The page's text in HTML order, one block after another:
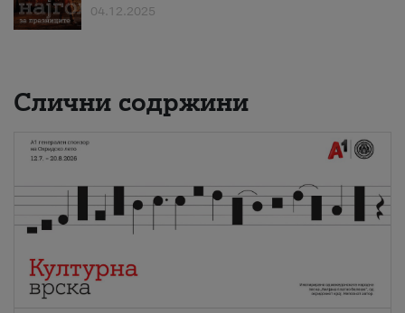
04.12.2025
Слични содржини